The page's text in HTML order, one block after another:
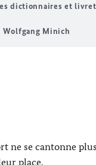
dictionnaires et
Minich
ne se cantonne
place.